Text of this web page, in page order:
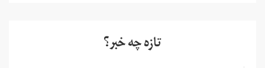
تازه چه خبر؟